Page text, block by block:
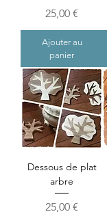
Prix
25,00 €
Ajouter au
panier
Dessous de plat
arbre
Prix
25,00 €